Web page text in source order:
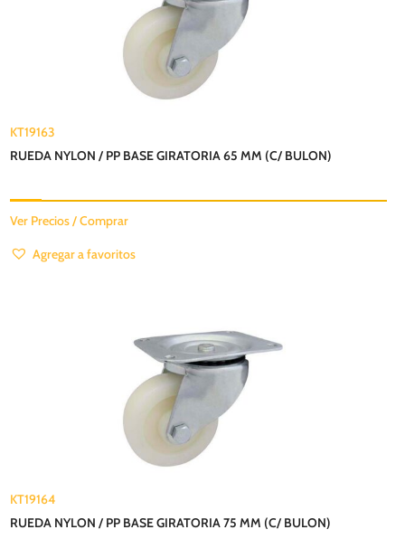
KT19163
RUEDA NYLON / PP BASE GIRATORIA 65 MM (C/ BULON)
Ver Precios / Comprar
Agregar a favoritos
KT19164
RUEDA NYLON / PP BASE GIRATORIA 75 MM (C/ BULON)